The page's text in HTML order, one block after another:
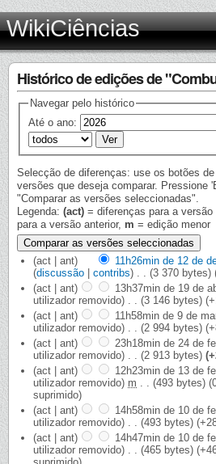
WikiCiências
Histórico de edições de
Navegar pelo histórico
Até o ano:
Selecção de diferenças: use os botões
versões que deseja comparar. Pressione
"Comparar as versões seleccionadas".
Legenda: (act) = diferenças para a versão
para a versão anterior, m = edição menor
(act | ant) 11h26min de 12 de
(discussão | contribs) (3 370 bytes)
(act | ant)
13h37min de 19 de
utilizador removido)
(3 146 bytes)
(act | ant)
11h58min de 9 de
utilizador removido)
(2 994 bytes)
(act | ant)
23h18min de 24 de
utilizador removido)
(2 913 bytes)
(act | ant)
12h23min de 13 de
utilizador removido) m (493 bytes)
suprimido)
(act | ant)
14h58min de 10 de
utilizador removido)
(493 bytes)
(act | ant)
14h47min de 10 de
utilizador removido)
(465 bytes)